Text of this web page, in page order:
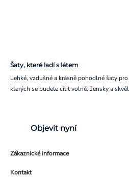
Šaty, které ladí s létem
Lehké, vzdušné a krásně pohodlné šaty
kterých se budete cítit volně, žensky a
Objevit nyní
Zákaznické informace
Kontakt